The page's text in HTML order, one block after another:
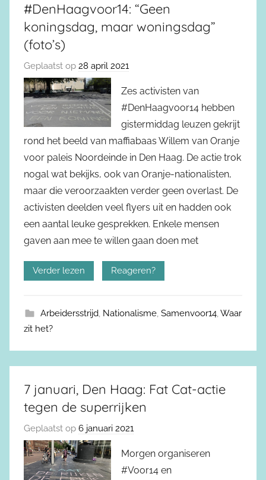
#DenHaagvoor14: “Geen
koningsdag, maar woningsdag”
(foto’s)
Geplaatst op 28 april 2021
Zes activisten van
#DenHaagvoor14 hebben
gistermiddag leuzen gekrijt
rond het beeld van maffiabaas Willem van Oranje
voor paleis Noordeinde in Den Haag. De actie trok
nogal wat bekijks, ook van Oranje-nationalisten,
maar die veroorzaakten verder geen overlast. De
activisten deelden veel flyers uit en hadden ook
een aantal leuke gesprekken. Enkele mensen
gaven aan mee te willen gaan doen met
Verder lezen Reageren?
Arbeidersstrijd, Nationalisme, Samenvoor14,Waar
zit het?
7 januari, Den Haag: Fat Cat-actie
tegen de superrijken
Geplaatst op 6 januari 2021
Morgen organiseren
#Voor14 en